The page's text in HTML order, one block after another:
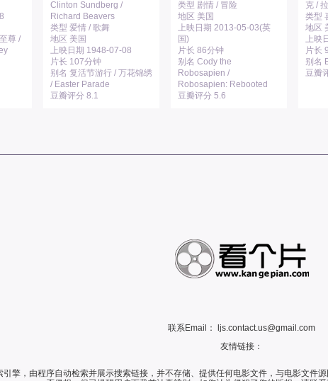
尊 /
Clinton Sundberg /
Richard Beavers
类型 爱情 / 歌舞
地区 美国
上映日期 1948-07-08
片长 107分钟
别名 复活节游行 / 万花锦绣
/ Easter Parade
豆瓣评分 8.1
类型 剧情 / 冒险
地区 美国
上映日期 2013-05-03(英
国)
片长 86分钟
别名 Cody the
Robosapien /
Robosapien: Rebooted
豆瓣评分 5.6
克 /
类型
地区
上映
片长
别名
豆瓣
联系Email：
ljs.contact.us@gmail.com
友情链接：
擎，由程序自动检索并展示搜索链接，并不存储、提供任何电影文件，与电影文件